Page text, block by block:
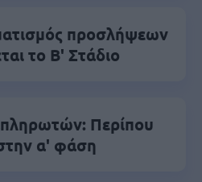
προσλήψεων
το Β' Στάδιο
Περίπου
α' φάση